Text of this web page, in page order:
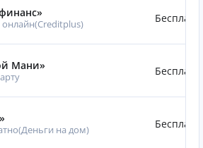
Мани»
на дом)